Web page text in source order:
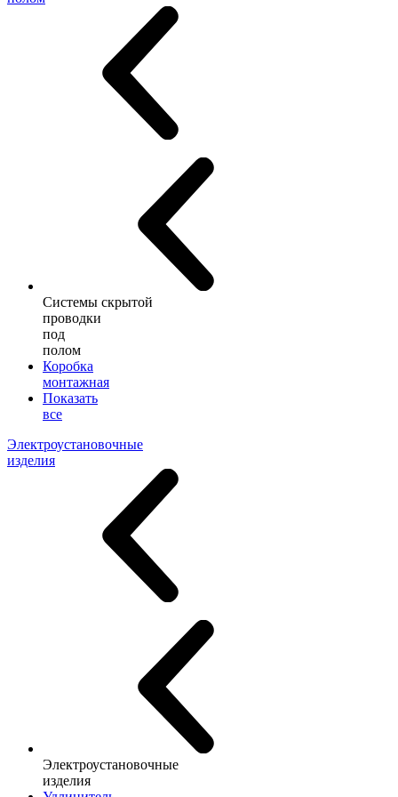
Системы скрытой
проводки
под
полом
Коробка
монтажная
Показать
все
Электроустановочные
изделия
Электроустановочные
изделия